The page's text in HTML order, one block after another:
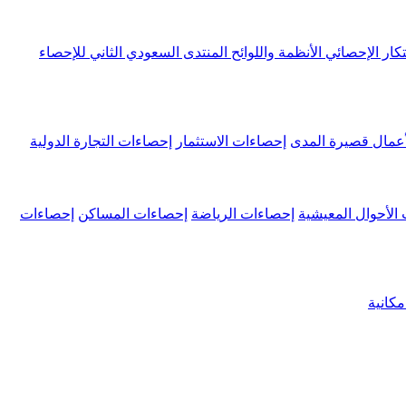
الإحصائي الأنظمة واللوائح المنتدى السعودي الثاني للإحصاء
قصيرة المدى إحصاءات الاستثمار إحصاءات التجارة الدولية
الأحوال المعيشية إحصاءات الرياضة إحصاءات المساكن إحصاءات